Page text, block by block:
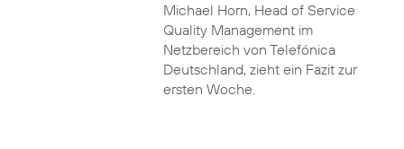
Michael Horn, Head of Service
Quality Management im
Netzbereich von Telefónica
Deutschland, zieht ein Fazit zur
ersten Woche.